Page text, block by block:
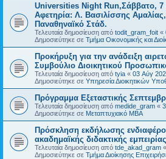
Universities Night Run,Σάββατο, 7
Αφετηρία: Λ. Βασιλίσσης
Παναθηναϊκό Στάδ.
Τελευταία δημοσίευση από todit_gram_foit «
Δημοσιεύτηκε σε Τμήμα Οικονομικής και
Προκήρυξη για την ανάδειξη
Συμβούλιο Διοικητικού
Τελευταία δημοσίευση από tyia « 03 Αύγ
Δημοσιεύτηκε σε Υπηρεσία Διοικητικών
Πρόγραμμα Εξεταστικής
Τελευταία δημοσίευση από medide_gram «
Δημοσιεύτηκε σε Μεταπτυχιακό MBA
Πρόσκληση εκδήλωσης
ακαδημαϊκής διδακτικής
Τελευταία δημοσίευση από tde_akad_gram «
Δημοσιεύτηκε σε Τμήμα Διοίκησης